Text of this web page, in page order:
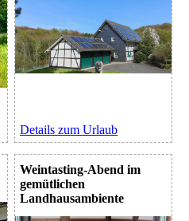
Details zum Urlaub
Weintasting-Abend im
gemütlichen
Landhausambiente